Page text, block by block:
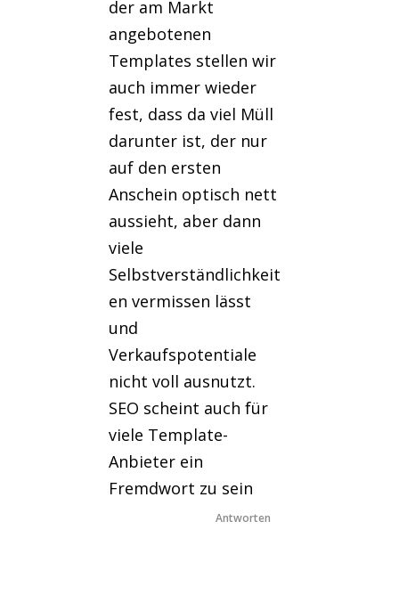
der am Markt
angebotenen
Templates stellen wir
auch immer wieder
fest, dass da viel Müll
darunter ist, der nur
auf den ersten
Anschein optisch nett
aussieht, aber dann
viele
Selbstverständlichkeit
en vermissen lässt
und
Verkaufspotentiale
nicht voll ausnutzt.
SEO scheint auch für
viele Template-
Anbieter ein
Fremdwort zu sein
Antworten